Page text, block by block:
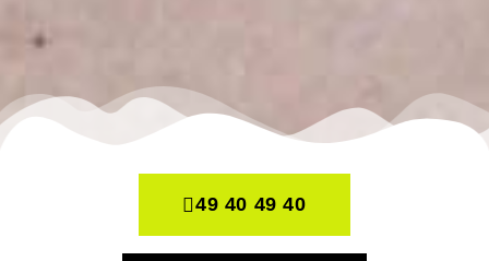
49 40 49 40